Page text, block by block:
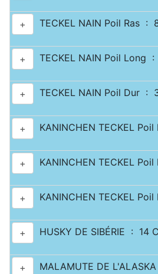
+ TECKEL NAIN Poil Ras :
+ TECKEL NAIN Poil Long
+ TECKEL NAIN Poil Dur :
+ KANINCHEN TECKEL
+ KANINCHEN TECKEL
+ KANINCHEN TECKEL
+ HUSKY DE SIBÉRIE : 14
+ MALAMUTE DE